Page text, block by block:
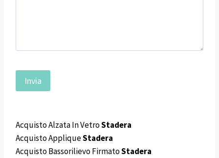
Acquisto Alzata In VetroStadera
Acquisto AppliqueStadera
Acquisto Bassorilievo FirmatoStadera